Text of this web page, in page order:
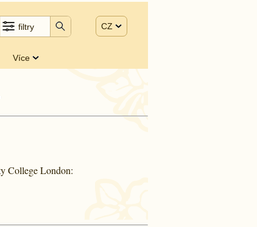
filtry CZ
Více
College London: